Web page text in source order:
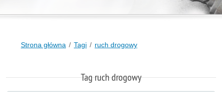
Strona główna Tagi ruch drogowy
Tag ruch drogowy